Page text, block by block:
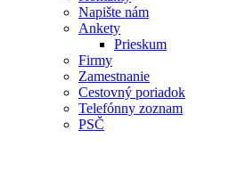
Napište nám
Ankety
Prieskum
Firmy
Zamestnanie
Cestovný poriadok
Telefónny zoznam
PSČ